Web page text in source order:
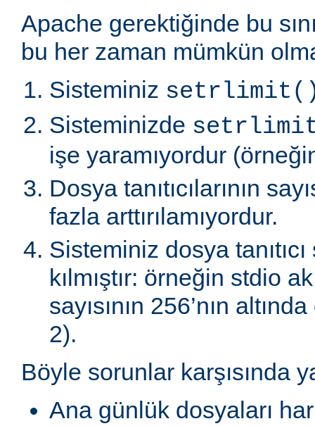
Apache gerektiğinde bu
bu her zaman mümkün
Sisteminiz
Sisteminizde
işe yaramıyordur
Dosya tanıtıcılarının
fazla arttırılamıyordur.
Sisteminiz dosya tanıtıcı
kılmıştır: örneğin stdio
sayısının 256’nın
2).
Böyle sorunlar karşısında
Ana günlük dosyaları